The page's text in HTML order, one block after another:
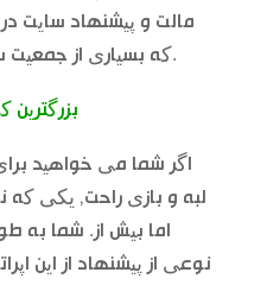
که بسیاری از جمعیت سیارات را پوشش خواهد داد.
بزرگترین
اگر شما می خواهید
لبه و بازی راحت, یکی که
اما بیش از. شما به
نوعی از پیشنهاد از این